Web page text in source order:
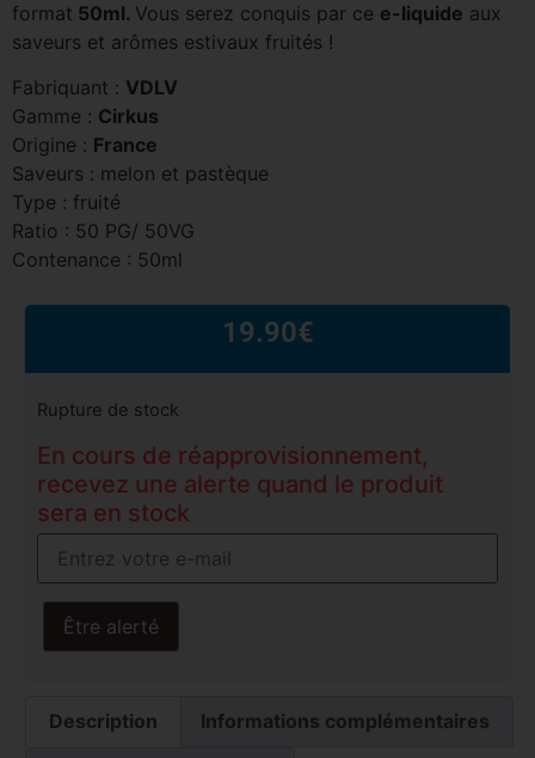
format 50ml. Vous serez conquis par ce e-liquide aux
saveurs et arômes estivaux fruités !
Fabriquant : VDLV
Gamme : Cirkus
Origine : France
Saveurs : melon et pastèque
Type : fruité
Ratio : 50 PG/ 50VG
Contenance : 50ml
19.90€
Rupture de stock
En cours de réapprovisionnement,
recevez une alerte quand le produit
sera en stock
Être alerté
Description Informations complémentaires